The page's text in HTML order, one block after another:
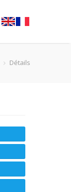
Détails